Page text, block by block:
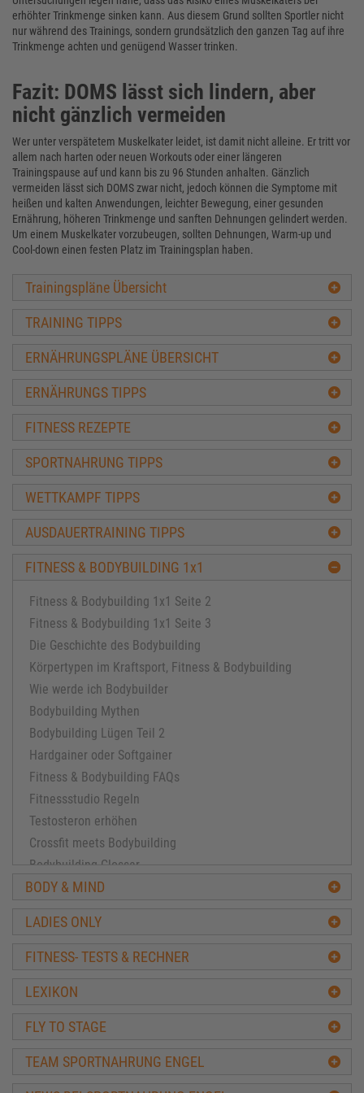
erhöhter Trinkmenge sinken kann. Aus diesem Grund sollten Sportler nicht
nur während des Trainings, sondern grundsätzlich den ganzen Tag auf ihre
Trinkmenge achten und genügend Wasser trinken.
Fazit: DOMS lässt sich lindern, aber
nicht gänzlich vermeiden
Wer unter verspätetem Muskelkater leidet, ist damit nicht alleine. Er tritt vor
allem nach harten oder neuen Workouts oder einer längeren
Trainingspause auf und kann bis zu 96 Stunden anhalten. Gänzlich
vermeiden lässt sich DOMS zwar nicht, jedoch können die Symptome mit
heißen und kalten Anwendungen, leichter Bewegung, einer gesunden
Ernährung, höheren Trinkmenge und sanften Dehnungen gelindert werden.
Um einem Muskelkater vorzubeugen, sollten Dehnungen, Warm-up und
Cool-down einen festen Platz im Trainingsplan haben.
Trainingspläne Übersicht
TRAINING TIPPS
ERNÄHRUNGSPLÄNE ÜBERSICHT
ERNÄHRUNGS TIPPS
FITNESS REZEPTE
SPORTNAHRUNG TIPPS
WETTKAMPF TIPPS
AUSDAUERTRAINING TIPPS
FITNESS & BODYBUILDING 1x1
Fitness & Bodybuilding 1x1 Seite 2
Fitness & Bodybuilding 1x1 Seite 3
Die Geschichte des Bodybuilding
Körpertypen im Kraftsport, Fitness & Bodybuilding
Wie werde ich Bodybuilder
Bodybuilding Mythen
Bodybuilding Lügen Teil 2
Hardgainer oder Softgainer
Fitness & Bodybuilding FAQs
Fitnessstudio Regeln
Testosteron erhöhen
Crossfit meets Bodybuilding
Bodybuilding Glossar
Fitness & Party - passt das?
5 Todsünden beim Muskelaufbau
Crossfit für Frauen
Stoffwechselmessung
InBody Körperanalyse
Schutz vor Muskelabbau
BODY & MIND
LADIES ONLY
FITNESS- TESTS & RECHNER
LEXIKON
FLY TO STAGE
TEAM SPORTNAHRUNG ENGEL